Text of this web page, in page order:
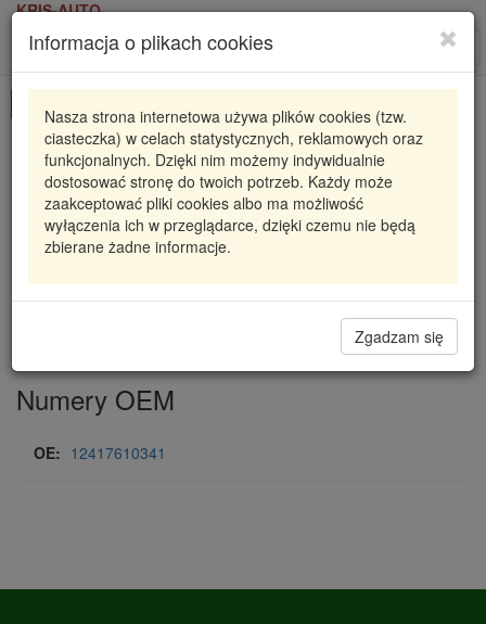
KRIS-AUTO
Informacja o plikach cookies
Nasza strona internetowa używa plików cookies (tzw.
ciasteczka) w celach statystycznych, reklamowych oraz
funkcjonalnych. Dzięki nim możemy indywidualnie
dostosować stronę do twoich potrzeb. Każdy może
zaakceptować pliki cookies albo ma możliwość
wyłączenia ich w przeglądarce, dzięki czemu nie będą
zbierane żadne informacje.
Zgadzam się
Karta produktu
0 001 107 525 BOSCH
0001107525ROZRUSZNIK 12V
574,84 zł
Filia Lublin 0
Magazyn II
Numery OEM
OE: 12417610341